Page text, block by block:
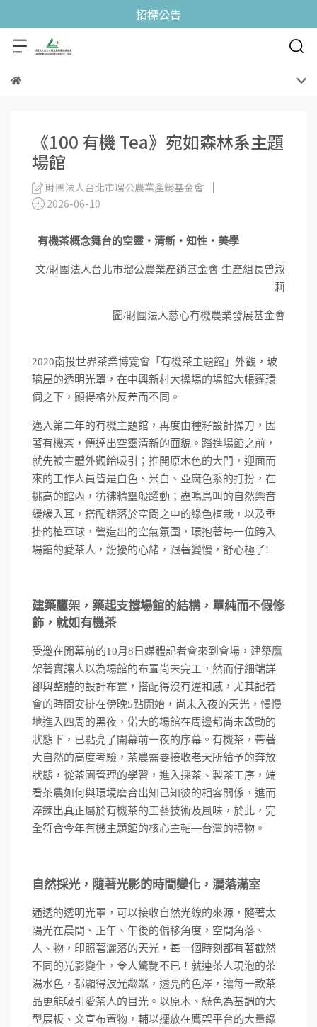
招標公告
《100 有機 Tea》宛如森林系主題
場館
財團法人台北市瑠公農業產銷基金會
2026-06-10
有機茶概念舞台的空靈‧清新‧知性‧美學
文/財團法人台北市瑠公農業產銷基金會 生產組長曾淑
莉
圖/財團法人慈心有機農業發展基金會
2020南投世界茶業博覽會「有機茶主題館」外觀，玻
璃屋的透明光罩，在中興新村大操場的場館大帳蓬環
伺之下，顯得格外反差而不同。
邁入第二年的有機主題館，再度由種籽設計操刀，因
著有機茶，傳達出空靈清新的面貌。踏進場館之前，
就先被主體外觀給吸引；推開原木色的大門，迎面而
來的工作人員皆是白色、米白、亞麻色系的打扮，在
挑高的館內，彷彿精靈般躍動；蟲鳴鳥叫的自然樂音
緩緩入耳，搭配錯落於空間之中的綠色植栽，以及垂
掛的植草球，營造出的空氣氛圍，環抱著每一位跨入
場館的愛茶人，紛擾的心緒，跟著變慢，舒心極了!
建築鷹架，築起支撐場館的結構，單純而不假修
飾，就如有機茶
受邀在開幕前的10月 8 日媒體記者會來到會場，建築鷹
架著實讓人以為場館的布置尚未完工，然而仔細端詳
卻與整體的設計布置，搭配得沒有違和感，尤其記者
會的時間安排在傍晚5點開始，尚未入夜的天光，慢慢
地進入四周的黑夜，偌大的場館在周邊都尚未啟動的
狀態下，已點亮了開幕前一夜的序幕。 有機茶，帶著
大自然的高度考驗，茶農需要接收老天所給予的奔放
狀態，從茶園管理的學習，進入採茶、製茶工序，端
看茶農如何與環境磨合出知己知彼的相容關係，進而
淬鍊出真正屬於有機茶的工藝技術及風味，於此，完
全符合今年有機主題館的核心主軸—台灣的禮物。
自然採光，隨著光影的時間變化，灑落滿室
通透的透明光罩，可以接收自然光線的來源，隨著太
陽光在晨間、正午、午後的偏移角度，空間角落、
人、物，印照著灑落的天光，每一個時刻都有著截然
不同的光影變化，令人驚艷不已！就連茶人現泡的茶
湯水色，都顯得波光粼粼，透亮的色澤，讓每一款茶
品更能吸引愛茶人的目光。以原木、綠色為基調的大
型展板、文宣布置物，輔以擺放在鷹架平台的大量綠